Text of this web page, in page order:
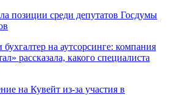
позиции среди депутатов Госдумы
на аутсорсинге: компания
рассказала, какого специалиста
на Кувейт из-за участия в